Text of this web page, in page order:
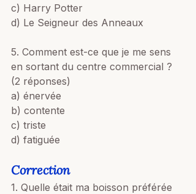
c) Harry Potter
d) Le Seigneur des Anneaux
5. Comment est-ce que je me sens
en sortant du centre commercial ?
(2 réponses)
a) énervée
b) contente
c) triste
d) fatiguée
Correction
1. Quelle était ma boisson préférée